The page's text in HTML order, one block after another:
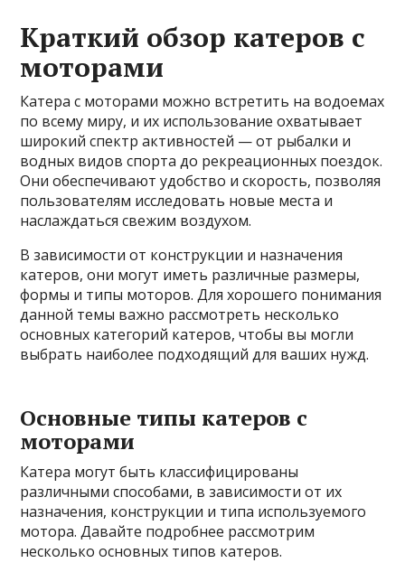
Краткий обзор катеров с
моторами
Катера с моторами можно встретить на водоемах
по всему миру, и их использование охватывает
широкий спектр активностей — от рыбалки и
водных видов спорта до рекреационных поездок.
Они обеспечивают удобство и скорость, позволяя
пользователям исследовать новые места и
наслаждаться свежим воздухом.
В зависимости от конструкции и назначения
катеров, они могут иметь различные размеры,
формы и типы моторов. Для хорошего понимания
данной темы важно рассмотреть несколько
основных категорий катеров, чтобы вы могли
выбрать наиболее подходящий для ваших нужд.
Основные типы катеров с
моторами
Катера могут быть классифицированы
различными способами, в зависимости от их
назначения, конструкции и типа используемого
мотора. Давайте подробнее рассмотрим
несколько основных типов катеров.